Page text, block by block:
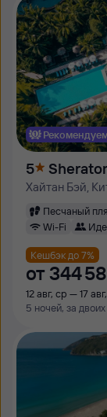
5
Хайтан Бэй,
Песчаный
Wi-Fi
Кешбэк до 7%
от 344
12 авг, ср — 17
5 ночей, за двоих